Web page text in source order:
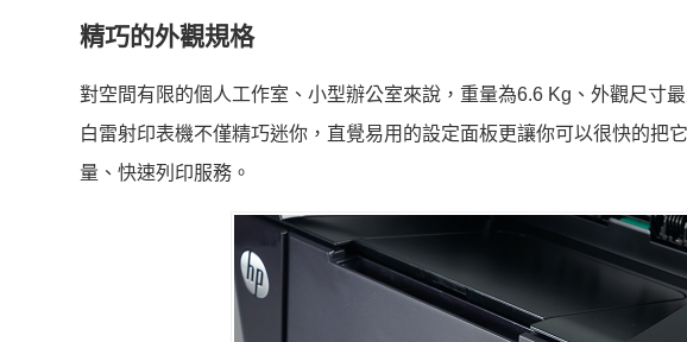
精巧的外觀規格
對空間有限的個人工作室、小型辦公室來說，重量為6.6 Kg、外觀尺寸
白雷射印表機不僅精巧迷你，直覺易用的設定面板更讓你可以很快的把
量、快速列印服務。